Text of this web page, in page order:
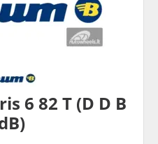
6 82 T (D D B